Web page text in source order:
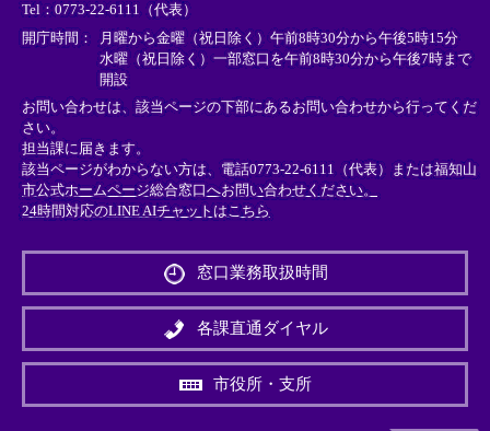
ク
＞
ク
＞
ク
＞
Tel：0773-22-6111（代表）
開庁時間：
月曜から金曜（祝日除く）午前8時30分から午後5時15分
水曜（祝日除く）一部窓口を午前8時30分から午後7時まで
開設
お問い合わせは、該当ページの下部にあるお問い合わせから行ってくだ
さい。
担当課に届きます。
該当ページがわからない方は、電話0773-22-6111（代表）または福知山
市公式ホームページ総合窓口へお問い合わせください。
24時間対応のLINE AIチャットはこちら
外
リ
ン
＞
窓口業務取扱時間
各課直通ダイヤル
市役所・支所